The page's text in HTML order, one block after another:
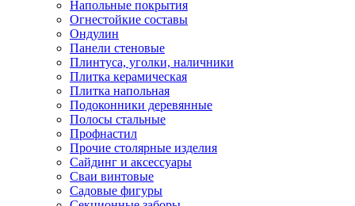
Напольные покрытия
Огнестойкие составы
Ондулин
Панели стеновые
Плинтуса, уголки, наличники
Плитка керамическая
Плитка напольная
Подоконники деревянные
Полосы стальные
Профнастил
Прочие столярные изделия
Сайдинг и аксессуары
Сваи винтовые
Садовые фигуры